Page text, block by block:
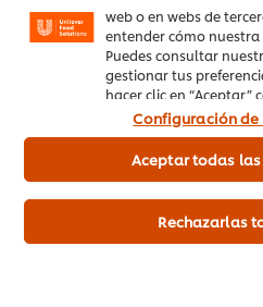
involucrando chefs, cocineros,
rescate de alimentos, la
de comunidades vulnerables y
conocimientos culinarios y de
situaciones difíciles.(5)
Y así innumerables iniciativas
que todos aprendamos a utilizar
a que evitemos los desperdicios.
más y más personas tengan
web o en webs de
entender cómo
Puedes consultar
gestionar tus
hacer clic en “Aceptar”
de las cookies.
Configuración de
Rechazarlas
Aceptar todas